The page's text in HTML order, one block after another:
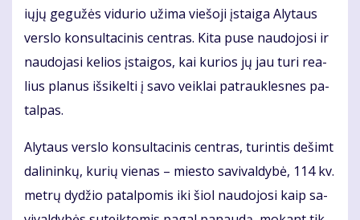
ių­jų ge­gu­žės vi­du­rio už­ima vie­šo­ji įstai­ga Aly­taus
ver­slo kon­sul­ta­ci­nis cen­tras. Ki­ta pu­se nau­do­jo­si ir
nau­do­ja­si ke­lios įstai­gos, kai ku­rios jų jau tu­ri re­a­
lius pla­nus iš­si­kel­ti į sa­vo veik­lai pa­trauk­les­nes pa­
tal­pas.
Aly­taus ver­slo kon­sul­ta­ci­nis cen­tras, tu­rin­tis de­šimt
da­li­nin­kų, ku­rių vie­nas – mies­to sa­vi­val­dy­bė, 114 kv.
met­rų dy­džio pa­tal­po­mis iki šiol nau­do­jo­si kaip sa­